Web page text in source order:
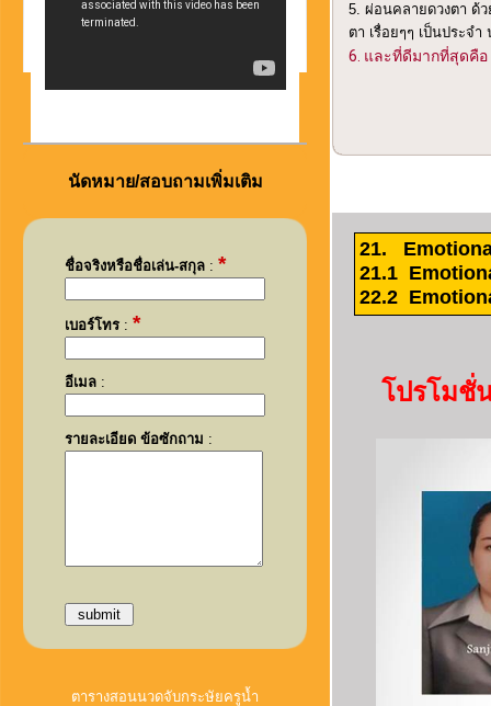
นัดหมาย/สอบถามเพิ่มเติม
ชื่อจริงหรือชื่อเล่น-สกุล : *
เบอร์โทร : *
อีเมล :
รายละเอียด ข้อซักถาม :
ตารางสอนนวดจับกระษัยครูน้ำ
5. ผ่อนคลายดวงตา ด้ว
ตา เรื่อยๆๆ เป็นประจ
6. และที่ดีมากที่สุดคือ
21.
21.1
22.2
โปรโมชั่